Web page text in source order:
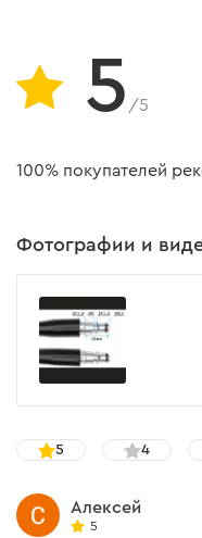
5 /5
100% покупателей
Фотографии и
5 4
Алексей
5